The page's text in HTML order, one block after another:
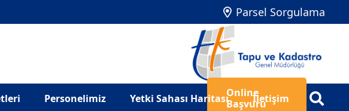
Parsel Sorgulama
Personelimiz Yetki Sahası Haritası İletişim
Online
Başvuru